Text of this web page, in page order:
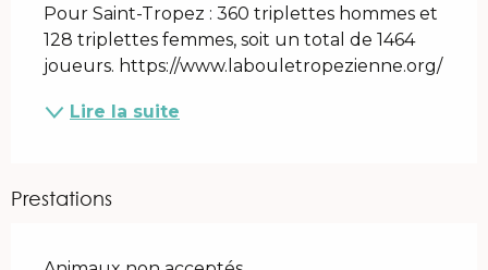
Pour Saint-Tropez : 360 triplettes hommes et
128 triplettes femmes, soit un total de 1464
joueurs. https://www.labouletropezienne.org/
Lire la suite
Prestations